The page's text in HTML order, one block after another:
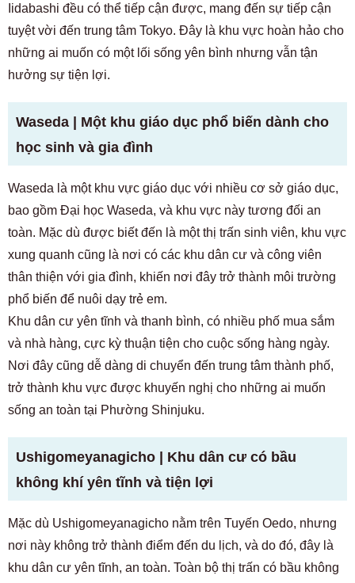
Iidabashi đều có thể tiếp cận được, mang đến sự tiếp cận
tuyệt vời đến trung tâm Tokyo. Đây là khu vực hoàn hảo cho
những ai muốn có một lối sống yên bình nhưng vẫn tận
hưởng sự tiện lợi.
Waseda | Một khu giáo dục phổ biến dành cho
học sinh và gia đình
Waseda là một khu vực giáo dục với nhiều cơ sở giáo dục,
bao gồm Đại học Waseda, và khu vực này tương đối an
toàn. Mặc dù được biết đến là một thị trấn sinh viên, khu vực
xung quanh cũng là nơi có các khu dân cư và công viên
thân thiện với gia đình, khiến nơi đây trở thành môi trường
phổ biến để nuôi dạy trẻ em.
Khu dân cư yên tĩnh và thanh bình, có nhiều phố mua sắm
và nhà hàng, cực kỳ thuận tiện cho cuộc sống hàng ngày.
Nơi đây cũng dễ dàng di chuyển đến trung tâm thành phố,
trở thành khu vực được khuyến nghị cho những ai muốn
sống an toàn tại Phường Shinjuku.
Ushigomeyanagicho | Khu dân cư có bầu
không khí yên tĩnh và tiện lợi
Mặc dù Ushigomeyanagicho nằm trên Tuyến Oedo, nhưng
nơi này không trở thành điểm đến du lịch, và do đó, đây là
khu dân cư yên tĩnh, an toàn. Toàn bộ thị trấn có bầu không
Dành cho khách hàng đang tìm phòng
03-6712-4346